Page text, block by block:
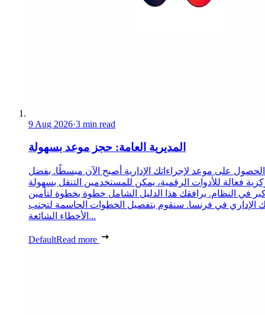
9 Aug 2026·3 min read
المديرية العامة: حجز موعد بسهولة
الحصول على موعد لإجراءاتك الإدارية أصبح الآن مبسطًا. بفضل
فعالة للأدوات الرقمية، يمكن للمستخدمين التنقل بسهولة
في النظام. يرافقك هذا الدليل الشامل خطوة بخطوة لتأمين
الإداري في فرنسا. سنقوم بتفصيل الخطوات الحاسمة لتجنب
الأخطاء الشائعة...
DefaultRead more